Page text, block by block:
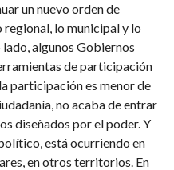
un nuevo orden de
regional, lo municipal y lo
algunos Gobiernos
de participación
participación es menor de
no acaba de entrar
diseñados por el poder. Y
está ocurriendo en
en otros territorios. En